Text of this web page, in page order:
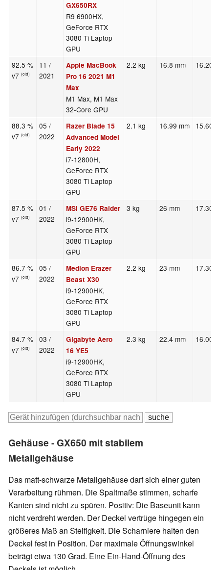
GX650RX
R9 6900HX,
GeForce RTX
3080 Ti Laptop
GPU
92.5 %
v7(old)
11 /
2021
Apple MacBook
Pro 16 2021 M1
Max
M1 Max, M1 Max
32-Core GPU
2.2 kg 16.8 mm 16.20"
88.3 %
v7(old)
05 /
2022
Razer Blade 15
Advanced Model
Early 2022
i7-12800H,
GeForce RTX
3080 Ti Laptop
GPU
2.1 kg 16.99 mm 15.60"
87.5 %
v7(old)
01 /
2022
MSI GE76 Raider
i9-12900HK,
GeForce RTX
3080 Ti Laptop
GPU
3 kg 26 mm 17.30"
86.7 %
v7(old)
05 /
2022
Medion Erazer
Beast X30
i9-12900HK,
GeForce RTX
3080 Ti Laptop
GPU
2.2 kg 23 mm 17.30"
84.7 %
v7(old)
03 /
2022
Gigabyte Aero
16 YE5
i9-12900HK,
GeForce RTX
3080 Ti Laptop
GPU
2.3 kg 22.4 mm 16.00"
Gehäuse - GX650 mit stabilem
Metallgehäuse
Das matt-schwarze Metallgehäuse darf sich einer guten
Verarbeitung rühmen. Die Spaltmaße stimmen, scharfe
Kanten sind nicht zu spüren. Positiv: Die Baseunit kann
nicht verdreht werden. Der Deckel vertrüge hingegen ein
größeres Maß an Steifigkeit. Die Scharniere halten den
Deckel fest in Position. Der maximale Öffnungswinkel
beträgt etwa 130 Grad. Eine Ein-Hand-Öffnung des